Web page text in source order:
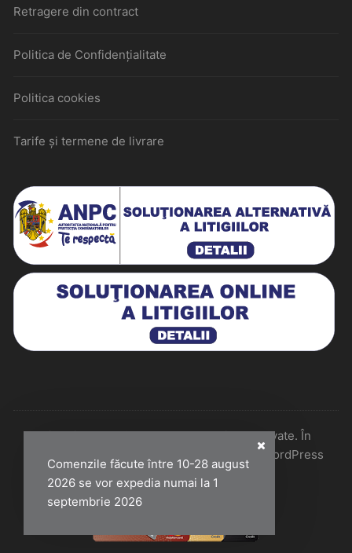
Comenzile făcute între 10-28 august
2026 se vor expedia numai la 1
septembrie 2026
Retragere din contract
Politica de Confidențialitate
Politica cookies
Tarife și termene de livrare
Historiarum 2026 - Toate drepturile rezervate. În
colaborare cu Perfect Pixel & Mentenanță WordPress